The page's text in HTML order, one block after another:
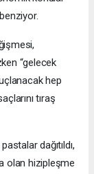
“gelecek
hep
tıraş
dağıtıldı,
olan hizipleşme